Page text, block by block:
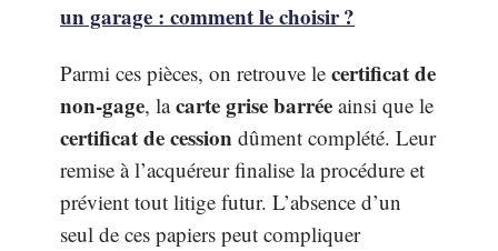
un garage : comment le choisir ?
Parmi ces pièces, on retrouve le certificat de
non-gage, lacarte grise barrée ainsi que le
certificat de cession dûment complété. Leur
remise à l’acquéreur finalise la procédure et
prévient tout litige futur. L’absence d’un
seul de ces papiers peut compliquer